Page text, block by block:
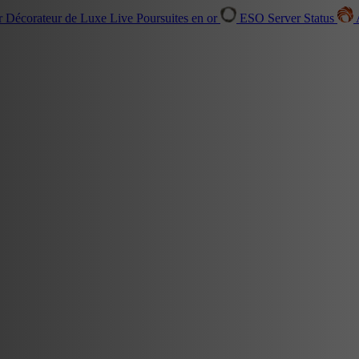
Décorateur de Luxe Live Poursuites en or ESO Server Status